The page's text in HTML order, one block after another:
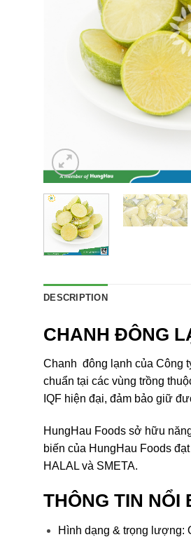
DESCRIPTION
CHANH ĐÔNG
Chanh đông lạnh của Công
chuẩn tại các vùng trồng
IQF hiện đại, đảm bảo giữ
HungHau Foods sở hữu
biến của HungHau Foods
HALAL và SMETA.
THÔNG TIN NỔI
Hình dạng & trọng lượng: